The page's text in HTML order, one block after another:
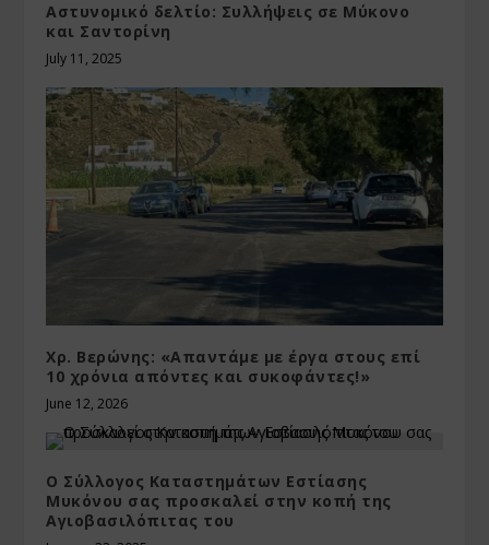
Αστυνομικό δελτίο: Συλλήψεις σε Μύκονο
και Σαντορίνη
July 11, 2025
Χρ. Βερώνης: «Απαντάμε με έργα στους επί
10 χρόνια απόντες και συκοφάντες!»
June 12, 2026
Ο Σύλλογος Καταστημάτων Εστίασης
Μυκόνου σας προσκαλεί στην κοπή της
Αγιοβασιλόπιτας του